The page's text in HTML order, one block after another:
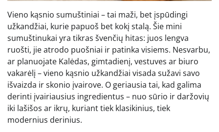
Vieno kąsnio sumuštiniai – tai maži, bet įspūdingi
užkandžiai, kurie papuoš bet kokį stalą. Šie mini
sumuštinukai yra tikras švenčių hitas: juos lengva
ruošti, jie atrodo puošniai ir patinka visiems. Nesvarbu,
ar planuojate Kalėdas, gimtadienį, vestuves ar biuro
vakarėlį – vieno kąsnio užkandžiai visada sužavi savo
išvaizda ir skonio įvairove. O geriausia tai, kad galima
derinti įvairiausius ingredientus – nuo sūrio ir daržovių
iki lašišos ar ikrų, kuriant tiek klasikinius, tiek
modernius derinius.